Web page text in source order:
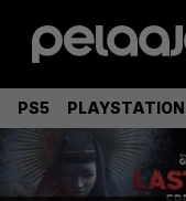
PS5